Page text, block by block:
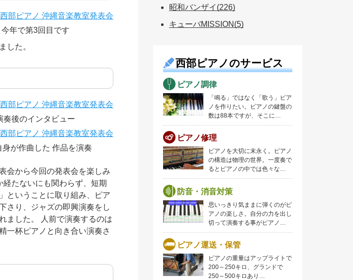
今年で第3回目です
した。
奏後のインタビュー
身が作曲した 作品を演奏
会から今回の発表会を楽しみ
たないにも関わらず、短期
ということに取り組み、ピア
さり、ジャズの即興演奏をし
ました。 人前で演奏するのは
一杯ピアノと向き合い演奏さ
昭和バンザイ(226)
キューバMISSION(5)
西部ピアノのサービス
ピアノ調律
「鳴る」ではなく「歌う」ピア
ノを作りたい。ピアノの鍵盤の
数は88本ですが、そこに…
ピアノ修理
ピアノを大切に末永く。ピアノ
の構造は物理の世界。一度奏で
るとピアノの中では色々な…
防音・消音対策
思いっきり気ままに弾くのがピ
アノの楽しさ。自分の力を出し
切って演奏する事がピアノ…
ピアノ運送・保管
ピアノの重量はアップライトで
200～250キロ、グランドで
250～500キロあり…